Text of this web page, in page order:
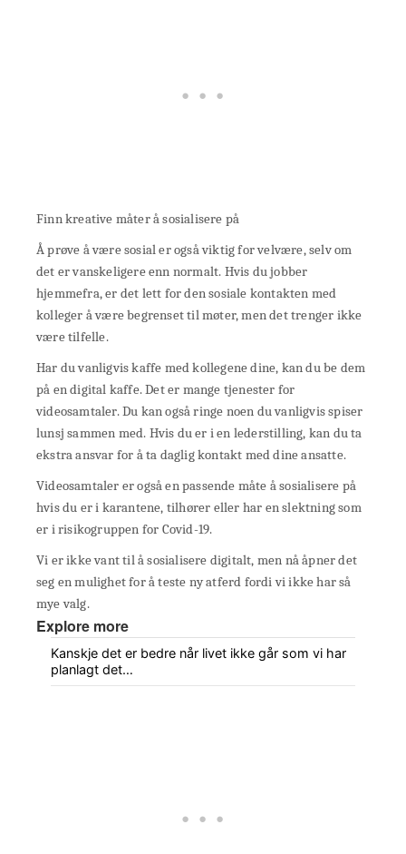
Finn kreative måter å sosialisere på
Å prøve å være sosial er også viktig for velvære, selv om
det er vanskeligere enn normalt. Hvis du jobber
hjemmefra, er det lett for den sosiale kontakten med
kolleger å være begrenset til møter, men det trenger ikke
være tilfelle.
Har du vanligvis kaffe med kollegene dine, kan du be dem
på en digital kaffe. Det er mange tjenester for
videosamtaler. Du kan også ringe noen du vanligvis spiser
lunsj sammen med. Hvis du er i en lederstilling, kan du ta
ekstra ansvar for å ta daglig kontakt med dine ansatte.
Videosamtaler er også en passende måte å sosialisere på
hvis du er i karantene, tilhører eller har en slektning som
er i risikogruppen for Covid-19.
Vi er ikke vant til å sosialisere digitalt, men nå åpner det
seg en mulighet for å teste ny atferd fordi vi ikke har så
mye valg.
Explore more
Kanskje det er bedre når livet ikke går som vi har
planlagt det…